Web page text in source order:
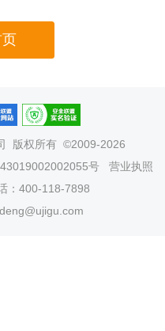
版权所有 ©2009-2026
号
营业执照
：400-118-7898